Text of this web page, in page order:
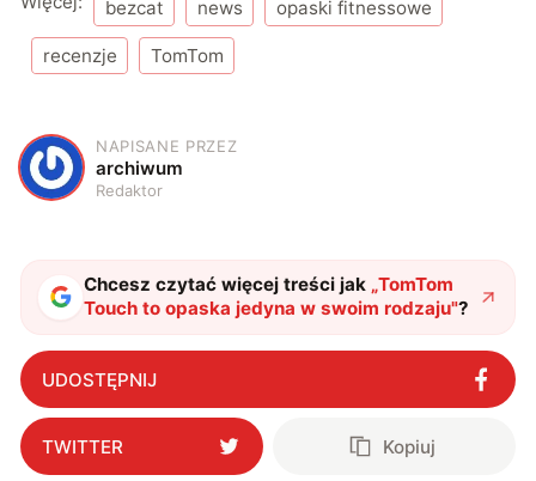
bezcat news opaski fitnessowe
recenzje TomTom
A
NAPISANE PRZEZ
archiwum
Redaktor
Chcesz czytać więcej treści jak „TomTom
Touch to opaska jedyna w swoim rodzaju"?
UDOSTĘPNIJ
TWITTER Kopiuj